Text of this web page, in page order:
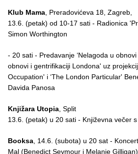
Klub Mama, Preradovićeva 18, Zagreb,
13.6. (petak) od 10-17 sati - Radionica
Simon Worthington
- 20 sati - Predavanje ‘Nelagoda u
obnovi i gentrifikaciji Londona' uz
Occupation' i ‘The London Particular'
Davida Panosa
Knjižara Utopia, Split
13.6. (petak) u 20 sati - Književna večer
Booksa, 14.6. (subota) u 20 sat -
Mal (Benedict Seymour i Melanie Gilligan)